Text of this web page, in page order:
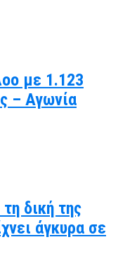
με 1.123
– Αγωνία
δική της
άγκυρα σε